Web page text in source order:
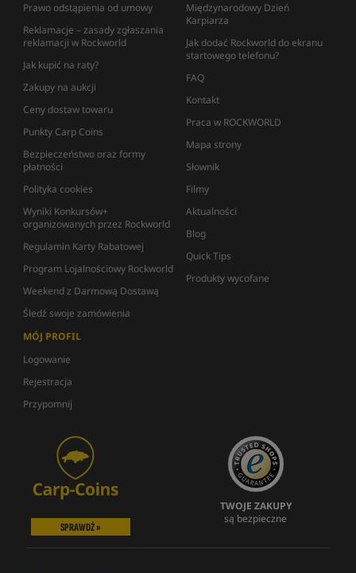
Prawo odstąpienia od umowy
Reklamacje – zasady zgłaszania
reklamacji w Rockworld
Jak kupić na raty?
Zakupy na aukcji
Ceny dostaw towaru
Punkty Carp Coins
Bezpieczeństwo oraz formy
płatności
Polityka cookies
Wyniki Konkursów+
organizowanych przez Rockworld
Regulamin Karty Rabatowej
Program Lojalnościowy Rockworld
Weekend z Darmową Dostawą
Śledź swoje zamówienia
Międzynarodowy Dzień
Karpiarza
Jak dodać Rockworld do ekranu
startowego telefonu?
FAQ
Kontakt
Praca w ROCKWORLD
Mapa strony
Słownik
Filmy
Aktualności
Blog
Quick Tips
Produkty wycofane
MÓJ PROFIL
Logowanie
Rejestracja
Przypomnij
SPRAWDŹ »
TWOJE ZAKUPY
są bezpieczne